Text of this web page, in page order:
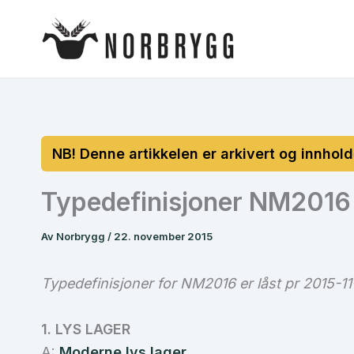
Typedefinisjoner NM2016
Av Norbrygg / 22. november 2015
Typedefinisjoner for NM2016 er låst pr 2015-
1. LYS LAGER